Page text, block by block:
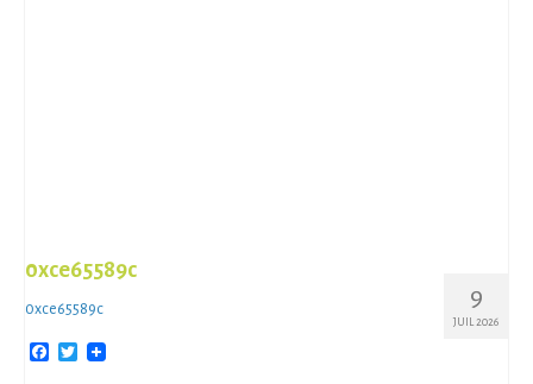
9
JUIL 2026
0xce65589c
0xce65589c
Facebook
Twitter